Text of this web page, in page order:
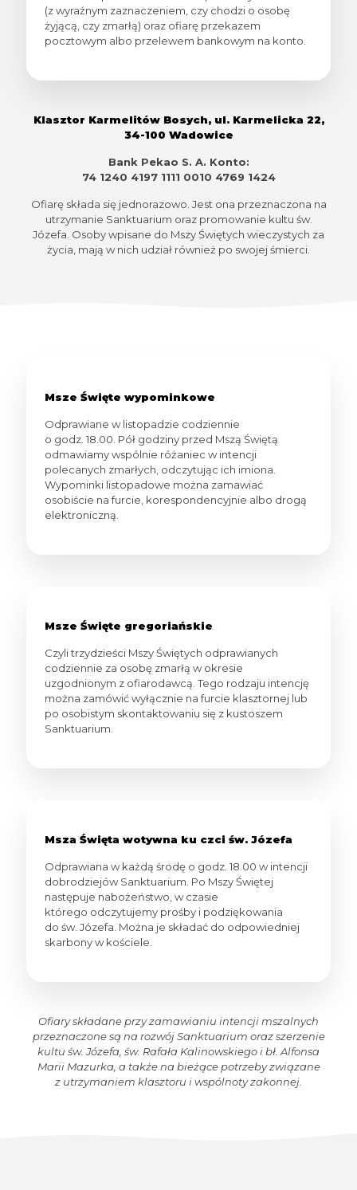
(z wyraźnym zaznaczeniem, czy chodzi o osobę
żyjącą, czy zmarłą) oraz ofiarę przekazem
pocztowym albo przelewem bankowym na konto.
Klasztor Karmelitów Bosych, ul. Karmelicka 22,
34-100 Wadowice
Bank Pekao S. A. Konto:
74 1240 4197 1111 0010 4769 1424
Ofiarę składa się jednorazowo. Jest ona przeznaczona na
utrzymanie Sanktuarium oraz promowanie kultu św.
Józefa. Osoby wpisane do Mszy Świętych wieczystych za
życia, mają w nich udział również po swojej śmierci.
Msze Święte wypominkowe
Odprawiane w listopadzie codziennie
o godz. 18.00. Pół godziny przed Mszą Świętą
odmawiamy wspólnie różaniec w intencji
polecanych zmarłych, odczytując ich imiona.
Wypominki listopadowe można zamawiać
osobiście na furcie, korespondencyjnie albo drogą
elektroniczną.
Msze Święte gregoriańskie
Czyli trzydzieści Mszy Świętych odprawianych
codziennie za osobę zmarłą w okresie
uzgodnionym z ofiarodawcą. Tego rodzaju intencję
można zamówić wyłącznie na furcie klasztornej lub
po osobistym skontaktowaniu się z kustoszem
Sanktuarium.
Msza Święta wotywna ku czci św. Józefa
Odprawiana w każdą środę o godz. 18.00 w intencji
dobrodziejów Sanktuarium. Po Mszy Świętej
następuje nabożeństwo, w czasie
którego odczytujemy prośby i podziękowania
do św. Józefa. Można je składać do odpowiedniej
skarbony w kościele.
Ofiary składane przy zamawianiu intencji mszalnych
przeznaczone są na rozwój Sanktuarium oraz szerzenie
kultu św. Józefa, św. Rafała Kalinowskiego i bł. Alfonsa
Marii Mazurka, a także na bieżące potrzeby związane
z utrzymaniem klasztoru i wspólnoty zakonnej.